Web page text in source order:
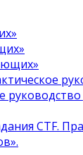
руководство
CTF.